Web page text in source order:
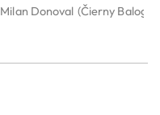
Milan Donoval (Čierny Balog)